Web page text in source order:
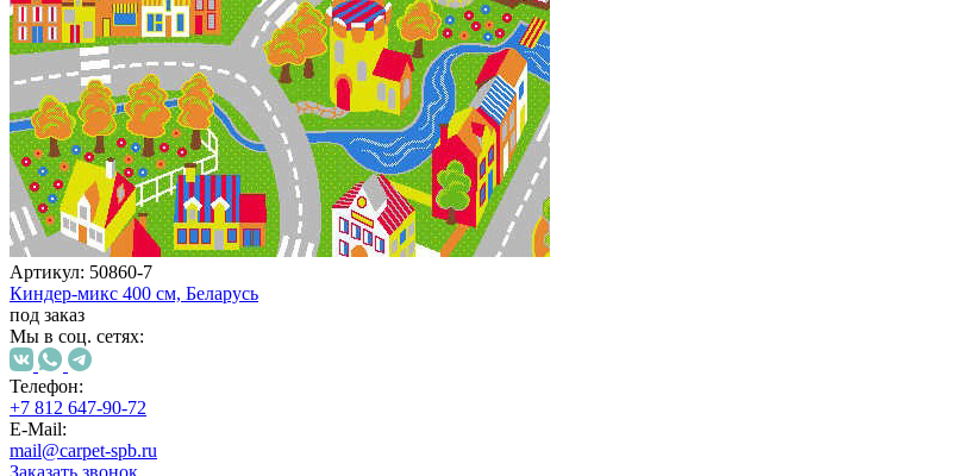
выбрать
ковер
Доставка
и
оплата
Наши
работы
Контакты
+7
812
647-
90-
72
mail@carpet-
spb.ru
Заказать
звонок
Артикул: 50860-7
Киндер-микс 400 см, Беларусь
под заказ
Мы в соц. сетях:
Телефон:
+7 812 647-90-72
E-Mail:
mail@carpet-spb.ru